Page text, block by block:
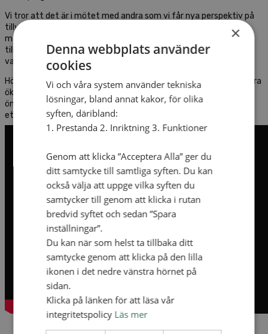
Vi tror att det är i mötet med andra som vi får nya perspektiv på
tillvaron och växer som människor. Vår övertygelse är varje
människas rätt att söka kunskap, och att få uttrycka sig, och
tillsammans med andra bilda mening – oavsett vem man är eller
var man bor.
Hör av er till oss om ni har frågor gällande folkbildning. Det kan vara
ökad digital kunskap, efterfrågan av studiecirkelmaterial eller
önskan om samarbete vid ett arrangemang. Vi är aldrig längre än
ett telefonsamtal bort.
×
Denna webbplats använder
cookies
Vi och våra system använder tekniska
lösningar, bland annat kakor, för olika
syften, däribland:
1. Prestanda 2. Inriktning 3. Funktioner
Genom att klicka ”Acceptera Alla” ger du
ditt samtycke till samtliga syften. Du kan
också välja att uppge vilka syften du
samtycker till genom att klicka i rutan
bredvid syftet och sedan ”Spara
inställningar”.
Du kan när som helst ta tillbaka ditt
samtycke genom att klicka på den lilla
ikonen i det nedre vänstra hörnet på
sidan.
Klicka på länken för att läsa vår
integritetspolicy Läs mer